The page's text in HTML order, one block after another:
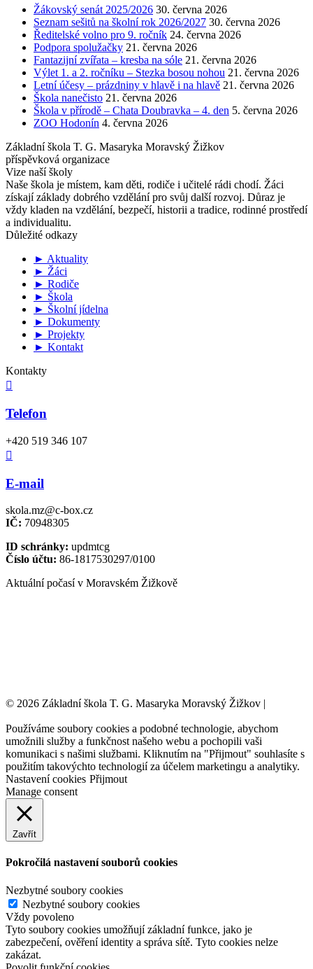
Žákovský senát 2025/2026 30. června 2026
Seznam sešitů na školní rok 2026/2027 30. června 2026
Ředitelské volno pro 9. ročník 24. června 2026
Podpora spolužačky 21. června 2026
Fantazijní zvířata – kresba na sóle 21. června 2026
Výlet 1. a 2. ročníku – Stezka bosou nohou 21. června 2026
Letní účesy – prázdniny v hlavě i na hlavě 21. června 2026
Škola nanečisto 21. června 2026
Škola v přírodě – Chata Doubravka – 4. den 5. června 2026
ZOO Hodonín 4. června 2026
Základní škola T. G. Masaryka Moravský Žižkov
příspěvková organizace
Vize naší školy
Naše škola je místem, kam děti, rodiče i učitelé rádi chodí. Žáci
získají základy dobrého vzdělání pro svůj další rozvoj. Důraz je
vždy kladen na vzdělání, bezpečí, historii a tradice, rodinné prostředí
a individualitu.
Důležité odkazy
► Aktuality
► Žáci
► Rodiče
► Škola
► Školní jídelna
► Dokumenty
► Projekty
► Kontakt
Kontakty

Telefon
+420 519 346 107

E-mail
skola.mz@c-box.cz
IČ: 70948305
ID schránky: updmtcg
Číslo účtu: 86-1817530297/0100
Aktuální počasí v Moravském Žižkově
© 2026 Základní škola T. G. Masaryka Moravský Žižkov |
Používáme soubory cookies a podobné technologie, abychom
umožnili služby a funkčnost našeho webu a pochopili vaši
komunikaci s našimi službami. Kliknutím na "Přijmout" souhlasíte s
použitím takovýchto technologií za účelem marketingu a analytiky.
Nastavení cookies Přijmout
Manage consent
Zavřít
Pokročilá nastavení souborů cookies
Nezbytné soubory cookies
Nezbytné soubory cookies
Vždy povoleno
Tyto soubory cookies umožňují základní funkce, jako je
zabezpečení, ověření identity a správa sítě. Tyto cookies nelze
zakázat.